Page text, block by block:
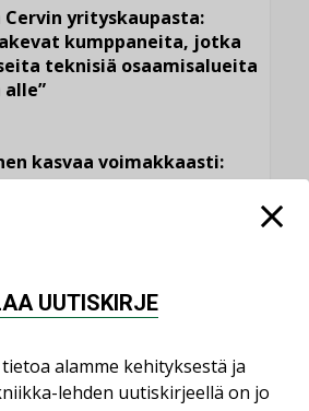
Cervin yrityskaupasta:
kumppaneita, jotka
teknisiä osaamisalueita
kasvaa voimakkaasti:
syntyvät, kun
menetelmät
asemansa taloyhtiöissä
,TILAAJILLE
UUTISKIRJE
alamme kehityksestä ja
lehden uutiskirjeellä on jo